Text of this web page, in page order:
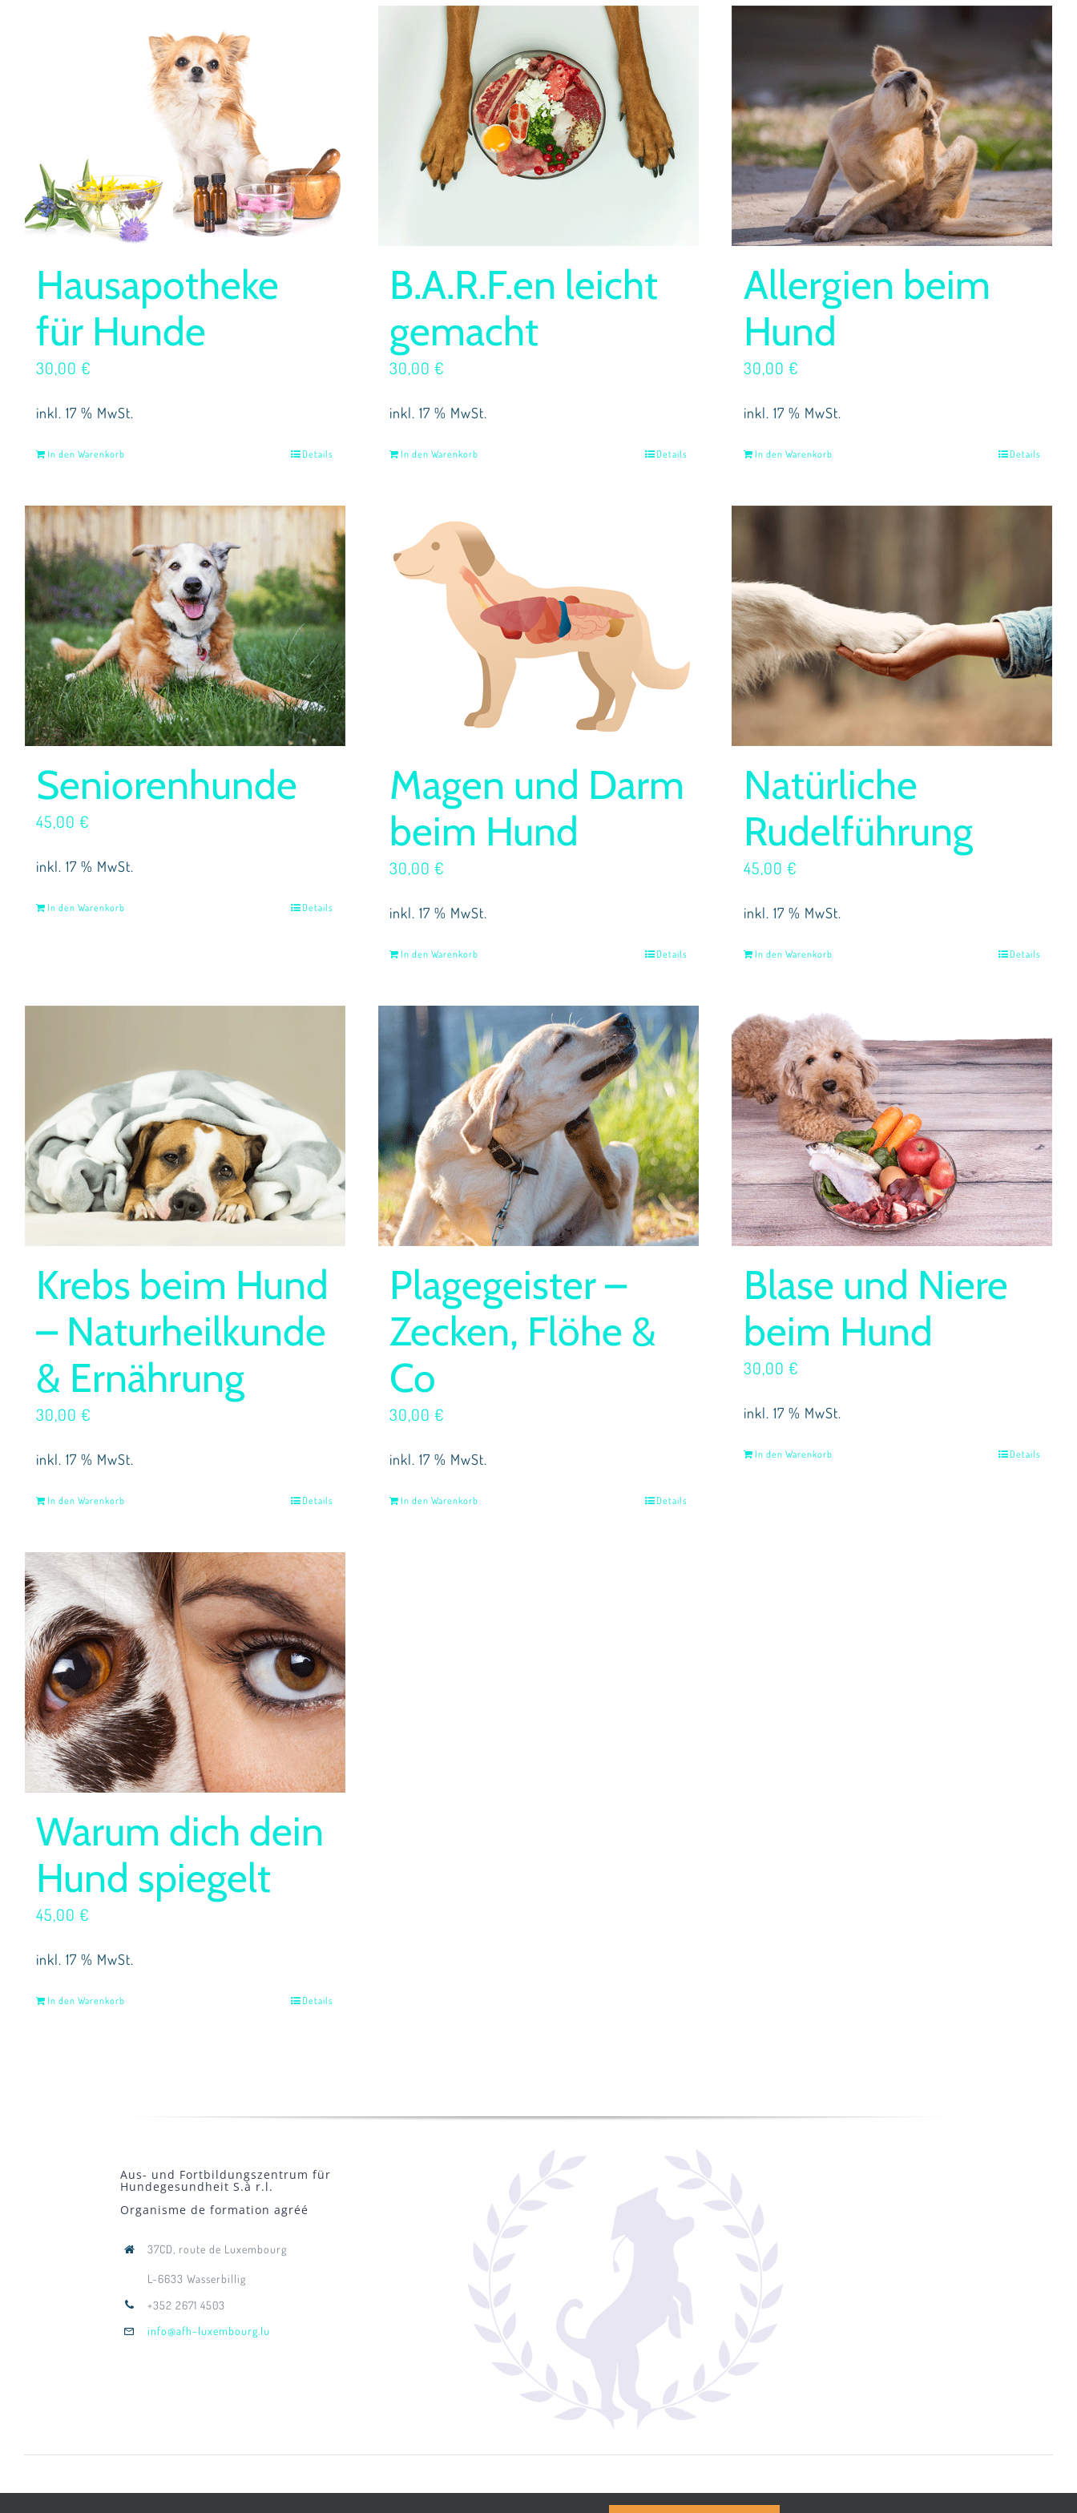
Hausapotheke
für Hunde
30,00 €
inkl. 17 % MwSt.
In den Warenkorb Details
B.A.R.F.en leicht
gemacht
30,00€
inkl. 17 % MwSt.
In den Warenkorb Details
Allergien beim
Hund
30,00 €
inkl. 17 % MwSt.
In den Warenkorb Details
Seniorenhunde
45,00 €
inkl. 17 % MwSt.
In den Warenkorb Details
Magen und Darm
beim Hund
30,00€
inkl. 17 % MwSt.
In den Warenkorb Details
Natürliche
Rudelführung
45,00 €
inkl. 17 % MwSt.
In den Warenkorb Details
Krebs beim Hund
– Naturheilkunde
& Ernährung
30,00 €
inkl. 17 % MwSt.
In den Warenkorb Details
Plagegeister –
Zecken, Flöhe &
Co
30,00€
inkl. 17 % MwSt.
In den Warenkorb Details
Blase und Niere
beim Hund
30,00 €
inkl. 17 % MwSt.
In den Warenkorb Details
Warum dich dein
Hund spiegelt
45,00 €
inkl. 17 % MwSt.
In den Warenkorb Details
Aus- und Fortbildungszentrum für
Hundegesundheit S.à r.l.
Organisme de formation agréé
37CD, route de Luxembourg
L-6633 Wasserbillig
+352 2671 4503
info@afh-luxembourg.lu
Datenschutzbestimmungen